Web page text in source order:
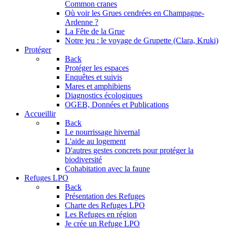
Common cranes
Où voir les Grues cendrées en Champagne-
Ardenne ?
La Fête de la Grue
Notre jeu : le voyage de Grupette (Clara, Kruki)
Protéger
Back
Protéger les espaces
Enquêtes et suivis
Mares et amphibiens
Diagnostics écologiques
OGEB, Données et Publications
Accueillir
Back
Le nourrissage hivernal
L'aide au logement
D'autres gestes concrets pour protéger la
biodiversité
Cohabitation avec la faune
Refuges LPO
Back
Présentation des Refuges
Charte des Refuges LPO
Les Refuges en région
Je crée un Refuge LPO